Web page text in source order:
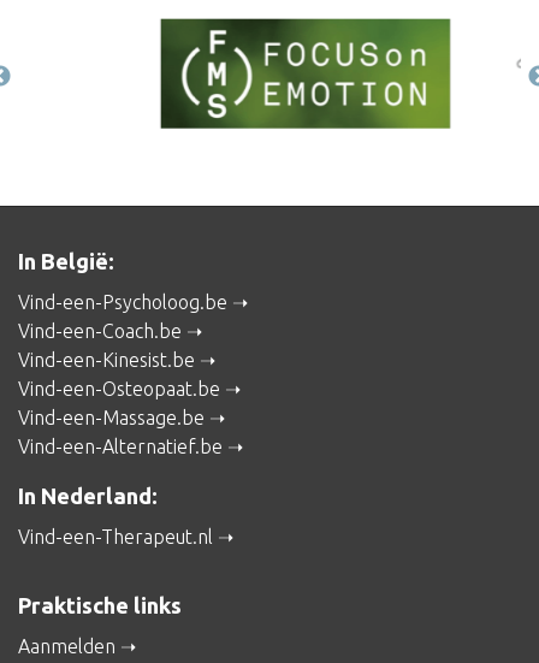
In België:
Vind-een-Psycholoog.be
Vind-een-Coach.be
Vind-een-Kinesist.be
Vind-een-Osteopaat.be
Vind-een-Massage.be
Vind-een-Alternatief.be
In Nederland:
Vind-een-Therapeut.nl
Praktische links
Aanmelden